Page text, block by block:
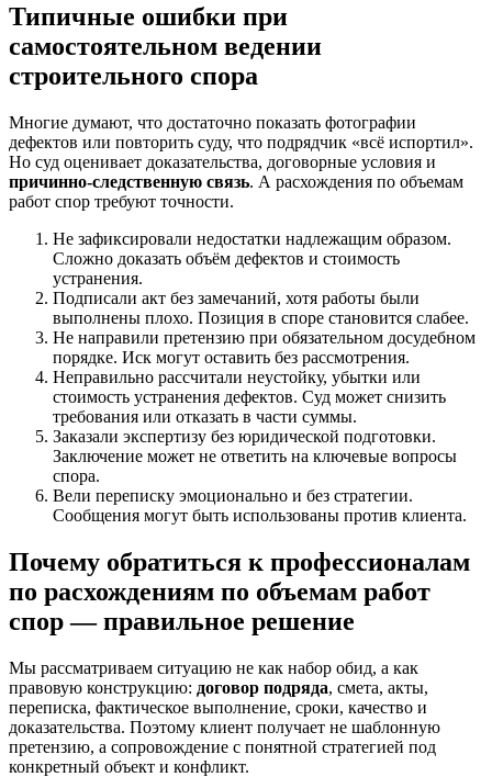
Типичные ошибки при
самостоятельном ведении
строительного спора
Многие думают, что достаточно показать фотографии
дефектов или повторить суду, что подрядчик «всё испортил».
Но суд оценивает доказательства, договорные условия и
причинно-следственную связь. А расхождения по объемам
работ спор требуют точности.
Не зафиксировали недостатки надлежащим образом.
Сложно доказать объём дефектов и стоимость
устранения.
Подписали акт без замечаний, хотя работы были
выполнены плохо. Позиция в споре становится слабее.
Не направили претензию при обязательном досудебном
порядке. Иск могут оставить без рассмотрения.
Неправильно рассчитали неустойку, убытки или
стоимость устранения дефектов. Суд может снизить
требования или отказать в части суммы.
Заказали экспертизу без юридической подготовки.
Заключение может не ответить на ключевые вопросы
спора.
Вели переписку эмоционально и без стратегии.
Сообщения могут быть использованы против клиента.
Почему обратиться к профессионалам
по расхождениям по объемам работ
спор — правильное решение
Мы рассматриваем ситуацию не как набор обид, а как
правовую конструкцию: договор подряда, смета, акты,
переписка, фактическое выполнение, сроки, качество и
доказательства. Поэтому клиент получает не шаблонную
претензию, а сопровождение с понятной стратегией под
конкретный объект и конфликт.